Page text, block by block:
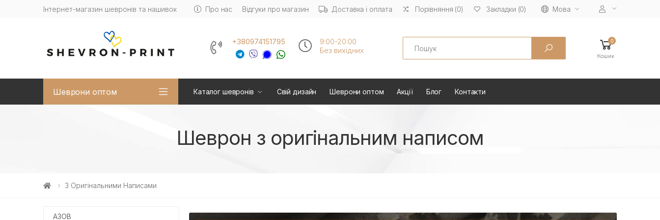
Інтернет-магазин шевронів та нашивок Про нас Відгуки про магазин Доставка і оплата Порівняння (0) Закладки (0) Мова
+380974151795
9:00-20:00
Без вихiдних
Search 0
Кошик
Шеврони оптом Каталог шевронів Свій дизайн Шеврони оптом Акції Блог Контакти
Шеврон з оригінальним написом
З Оригінальними Написами
АЗОВ